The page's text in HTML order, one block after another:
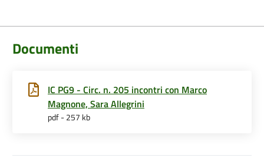
Documenti
IC PG9 - Circ. n. 205 incontri con Marco
Magnone, Sara Allegrini
pdf - 257 kb